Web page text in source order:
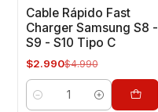
Cable Rápido Fast
Charger Samsung S8 -
S9 - S10 Tipo C
$2.990$4.990
Cantidad